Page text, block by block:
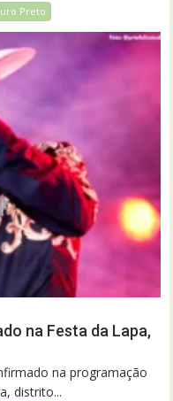
Preto
na Festa da Lapa,
na programação
distrito...